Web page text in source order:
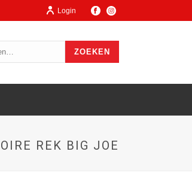
Login
ZOEKEN
REK BIG JOE